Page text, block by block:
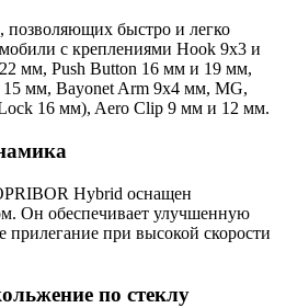
позволяющих быстро и легко
с креплениями Hook 9х3 и
мм, Push Button 16 мм и 19 мм,
мм, Bayonet Arm 9х4 мм, MG,
16 мм), Aero Clip 9 мм и 12 мм.
Hybrid оснащен
Он обеспечивает улучшенную
прилегание при высокой скорости
по стеклу